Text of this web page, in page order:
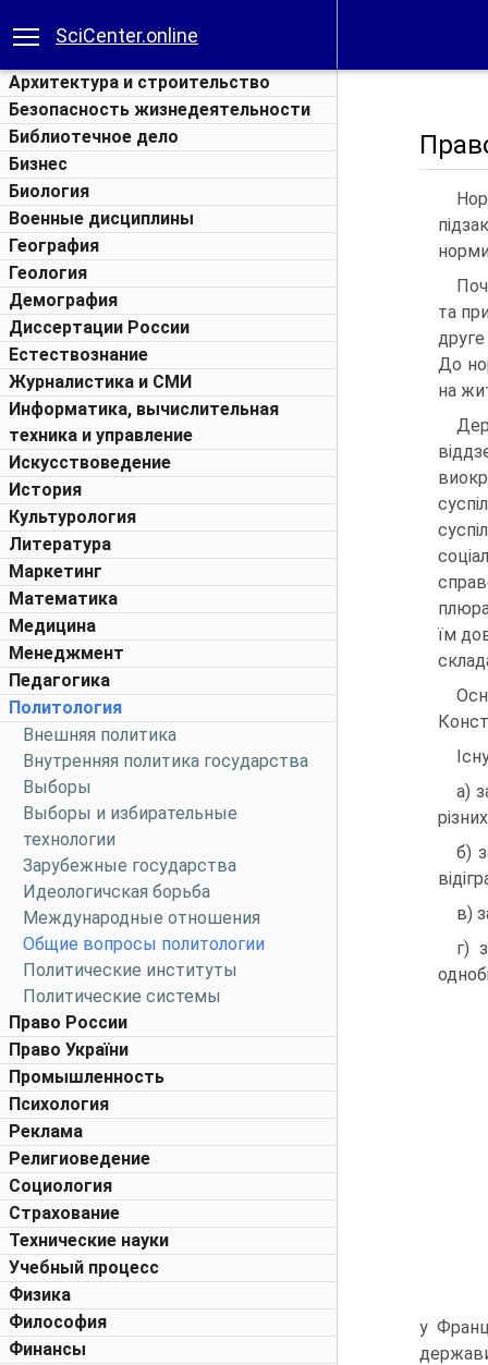
SciCenter.online
Архитектура и строительство
Безопасность жизнедеятельности
Библиотечное дело
Бизнес
Биология
Военные дисциплины
География
Геология
Демография
Диссертации России
Естествознание
Журналистика и СМИ
Информатика, вычислительная
техника и управление
Искусствоведение
История
Культурология
Литература
Маркетинг
Математика
Медицина
Менеджмент
Педагогика
Политология
Внешняя политика
Внутренняя политика государства
Выборы
Выборы и избирательные
технологии
Зарубежные государства
Идеологичская борьба
Международные отношения
Общие вопросы политологии
Политические институты
Политические системы
Право России
Право України
Промышленность
Психология
Реклама
Религиоведение
Социология
Страхование
Технические науки
Учебный процесс
Физика
Философия
Финансы
та
До
на
їм
а)
б)
в)
г)
у